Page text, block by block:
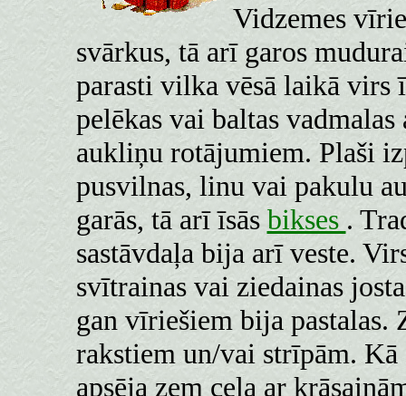
Vidzemes
svārkus, tā arī garos
parasti vilka vēsā laikā virs
pelēkas vai baltas
aukliņu rotājumiem. Plaši
pusvilnas, linu vai pakulu
garās, tā arī īsās bikses .
sastāvdaļa bija arī veste.
svītrainas vai ziedainas
gan vīriešiem bija pastalas.
rakstiem un/vai strīpām. Kā
apsēja zem ceļa ar